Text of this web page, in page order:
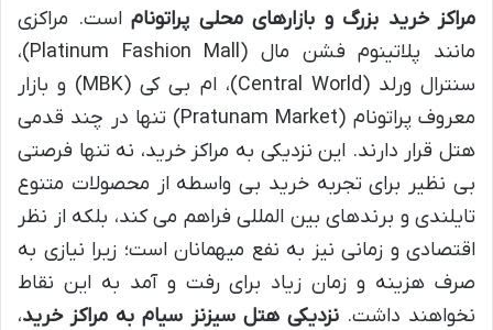
مراکز خرید بزرگ و بازارهای محلی پراتونام است. مراکزی
مانند پلاتینوم فشن مال (Platinum Fashion Mall)،
سنترال ورلد (Central World)، ام بی کی (MBK) و بازار
معروف پراتونام (Pratunam Market) تنها در چند قدمی
هتل قرار دارند. این نزدیکی به مراکز خرید، نه تنها فرصتی
بی نظیر برای تجربه خرید بی واسطه از محصولات متنوع
تایلندی و برندهای بین المللی فراهم می کند، بلکه از نظر
اقتصادی و زمانی نیز به نفع میهمانان است؛ زیرا نیازی به
صرف هزینه و زمان زیاد برای رفت و آمد به این نقاط
نخواهند داشت.نزدیکی هتل سیزنز سیام به مراکز خرید،